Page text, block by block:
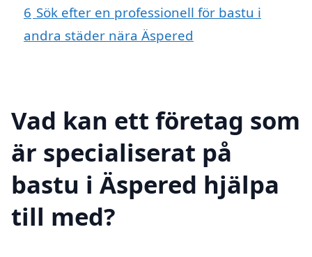
6 Sök efter en professionell för bastu i
andra städer nära Äspered
Vad kan ett företag som
är specialiserat på
bastu i Äspered hjälpa
till med?